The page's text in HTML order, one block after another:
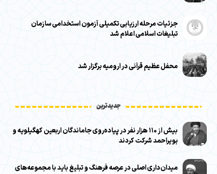
جزئیات مرحله ارزیابی تکمیلی آزمون استخدامی سازمان
تبلیغات اسلامی اعلام شد
محفل عظیم قرآنی در ارومیه برگزار شد
جدیدترین
بیش از ۱۱۰ هزار نفر در پیاده‌روی جاماندگان اربعین کهگیلویه و
بویراحمد شرکت کردند
میدان‌داری اصلی در عرصه فرهنگ و تبلیغ باید با مجموعه‌های